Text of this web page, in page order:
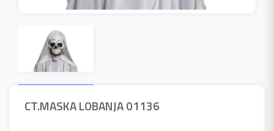
CT.MASKA LOBANJA 01136